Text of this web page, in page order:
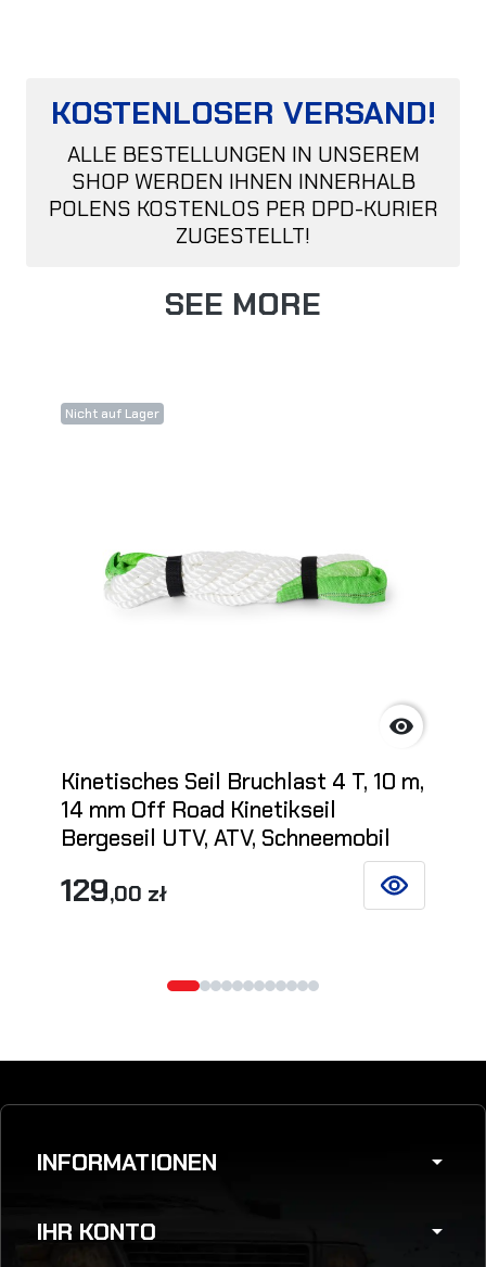
KOSTENLOSER VERSAND!
ALLE BESTELLUNGEN IN UNSEREM
SHOP WERDEN IHNEN INNERHALB
POLENS KOSTENLOS PER DPD-KURIER
ZUGESTELLT!
SEE MORE
Nicht auf Lager

Kinetisches Seil Bruchlast 4 T, 10 m,
14 mm Off Road Kinetikseil
Bergeseil UTV, ATV, Schneemobil
129,00 zł SIEHE
INFORMATIONEN arrow_drop_down
IHR KONTO arrow_drop_down